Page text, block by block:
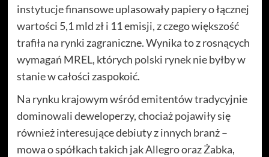
instytucje finansowe uplasowały papiery o łącznej
wartości 5,1 mld zł i 11 emisji, z czego większość
trafiła na rynki zagraniczne. Wynika to z rosnących
wymagań MREL, których polski rynek nie byłby w
stanie w całości zaspokoić.
Na rynku krajowym wśród emitentów tradycyjnie
dominowali deweloperzy, chociaż pojawiły się
również interesujące debiuty z innych branż –
mowa o spółkach takich jak Allegro oraz Żabka,